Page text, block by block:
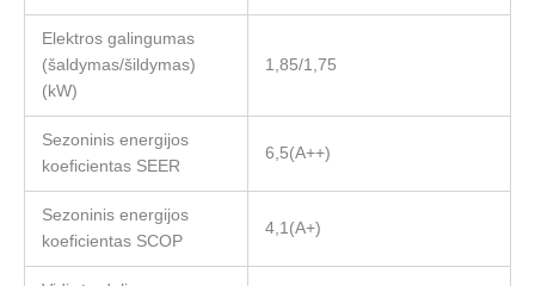
Elektros galingumas
(šaldymas/šildymas)
(kW)
1,85/1,75
Sezoninis energijos
koeficientas SEER
6,5(А++)
Sezoninis energijos
koeficientas SCOP
4,1(А+)